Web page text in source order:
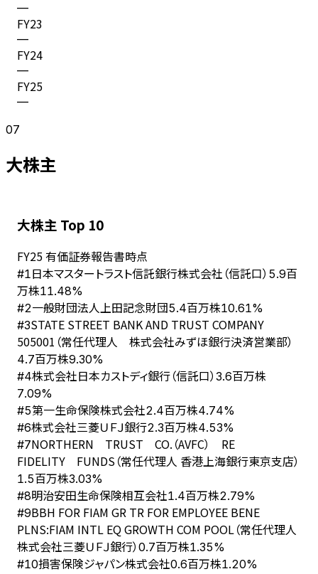
—
FY23
—
FY24
—
FY25
—
07
大株主
大株主 Top 10
FY25 有価証券報告書時点
#1日本マスタートラスト信託銀行株式会社（信託口） 5.9百
万株11.48%
#2一般財団法人上田記念財団5.4百万株10.61%
#3STATE STREET BANK AND TRUST COMPANY
505001（常任代理人 株式会社みずほ銀行決済営業部）
4.7百万株9.30%
#4株式会社日本カストディ銀行（信託口） 3.6百万株
7.09%
#5第一生命保険株式会社2.4百万株4.74%
#6株式会社三菱ＵＦＪ銀行2.3百万株4.53%
#7NORTHERN TRUST CO.（AVFC） RE
FIDELITY FUNDS（常任代理人 香港上海銀行東京支店）
1.5百万株3.03%
#8明治安田生命保険相互会社1.4百万株2.79%
#9BBH FOR FIAM GR TR FOR EMPLOYEE BENE
PLNS:FIAM INTL EQ GROWTH COM POOL（常任代理人
株式会社三菱ＵＦＪ銀行） 0.7百万株1.35%
#10損害保険ジャパン株式会社0.6百万株1.20%